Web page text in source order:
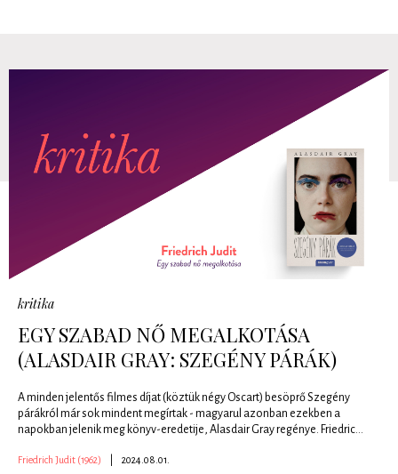
kritika
EGY SZABAD NŐ MEGALKOTÁSA
(ALASDAIR GRAY: SZEGÉNY PÁRÁK)
A minden jelentős filmes díjat (köztük négy Oscart) besöprő Szegény
párákról már sok mindent megírtak - magyarul azonban ezekben a
napokban jelenik meg könyv-eredetije, Alasdair Gray regénye. Friedric...
Friedrich Judit (1962) 2024.08.01.